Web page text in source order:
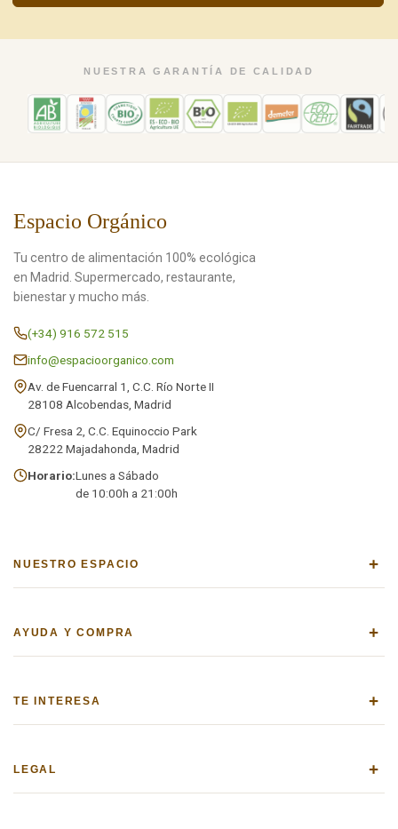
NUESTRA GARANTÍA DE CALIDAD
Espacio Orgánico
Tu centro de alimentación 100% ecológica
en Madrid. Supermercado, restaurante,
bienestar y mucho más.
(+34) 916 572 515
info@espacioorganico.com
Av. de Fuencarral 1, C.C. Río Norte II
28108 Alcobendas, Madrid
C/ Fresa 2, C.C. Equinoccio Park
28222 Majadahonda, Madrid
Horario:Lunes a Sábado
de 10:00h a 21:00h
NUESTRO ESPACIO +
AYUDA Y COMPRA +
TE INTERESA +
LEGAL +